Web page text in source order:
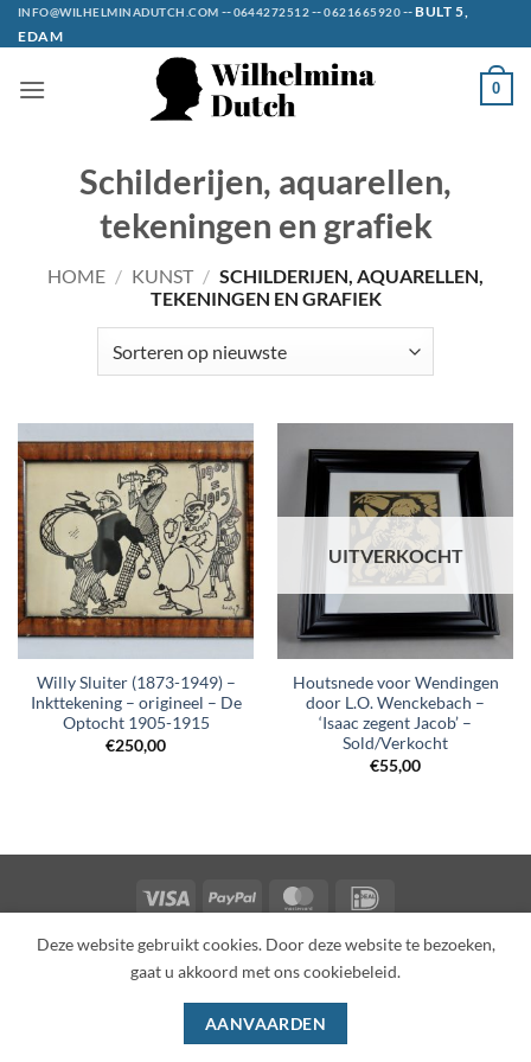
Ga
naar
INFO@WILHELMINADUTCH.COM --0644272512--0621665920--BULT 5,
EDAM
0
Schilderijen, aquarellen,
tekeningen en grafiek
HOME / KUNST / SCHILDERIJEN, AQUARELLEN,
TEKENINGEN EN GRAFIEK
Willy Sluiter (1873-1949) –
Inkttekening – origineel – De
Optocht 1905-1915
€250,00
UITVERKOCHT
Houtsnede voor Wendingen
door L.O. Wenckebach –
‘Isaac zegent Jacob’ –
Sold/Verkocht
€55,00
Visa PayPal MasterCard
SHOP OVER ONS CONTACT
PRIVACY POLICY
ALGEMENE VOORWAARDEN
Deze website gebruikt cookies. Door deze website te bezoeken,
gaat u akkoord met ons cookiebeleid.
AANVAARDEN